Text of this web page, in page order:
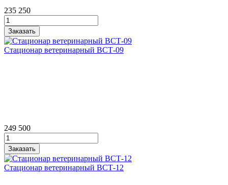
235 250
Стационар ветеринарный ВСТ‑09
249 500
Стационар ветеринарный ВСТ‑12